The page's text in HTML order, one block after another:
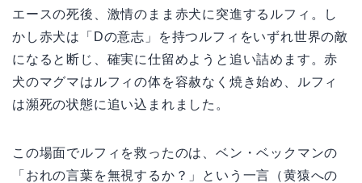
エースの死後、激情のまま赤犬に突進するルフィ。し
かし赤犬は「Dの意志」を持つルフィをいずれ世界の敵
になると断じ、確実に仕留めようと追い詰めます。赤
犬のマグマはルフィの体を容赦なく焼き始め、ルフィ
は瀕死の状態に追い込まれました。
この場面でルフィを救ったのは、ベン・ベックマンの
「おれの言葉を無視するか？」という一言（黄猿への